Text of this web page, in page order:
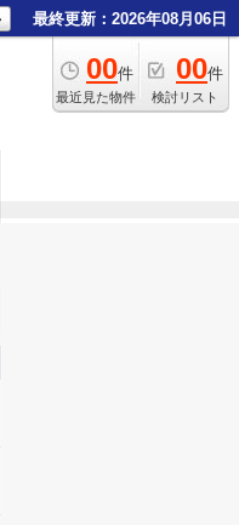
最終更新：2026年08月06日
00件
最近見た物件
00件
検討リスト